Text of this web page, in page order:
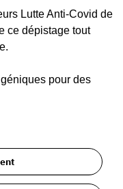
Lutte Anti-Covid de
ce dépistage tout
pour des